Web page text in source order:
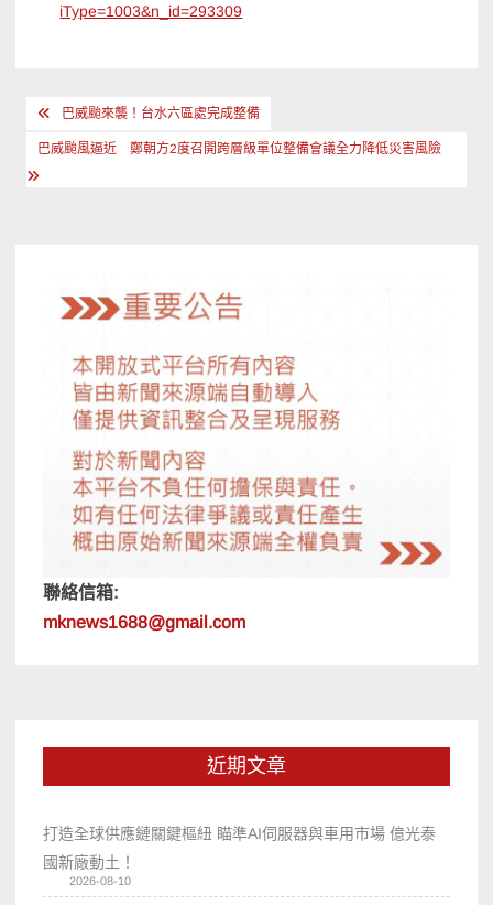
iType=1003&n_id=293309
文
章
導
巴威颱來襲！台水六區處完成整備
巴威颱風逼近 鄭朝方2度召開跨層級單位整備會議全力降低災害風險
聯絡信箱:
mknews1688@gmail.com
近期文章
打造全球供應鏈關鍵樞紐 瞄準AI伺服器與車用市場 億光泰
國新廠動土！
2026-08-10